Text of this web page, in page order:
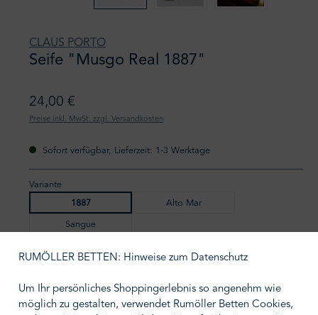
CLAUS PORTO
Seife "Musgo Real 1887"
24,00 €
Preise inkl. MwSt. zzgl. Versandkosten
Sofort verfügbar, Lieferzeit: 1-3 Werktage
Variante
1887
Alto Mar
Sangue
Gewicht
RUMÖLLER BETTEN: Hinweise zum Datenschutz
Um Ihr persönliches Shoppingerlebnis so angenehm wie
möglich zu gestalten, verwendet Rumöller Betten Cookies,